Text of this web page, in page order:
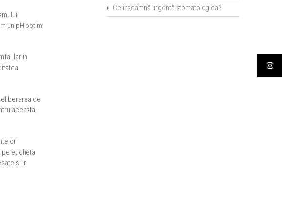
un pH optim
Iar in
de
aceasta,
pe eticheta
si in
Ce înseamnă urgentă stomatologica?